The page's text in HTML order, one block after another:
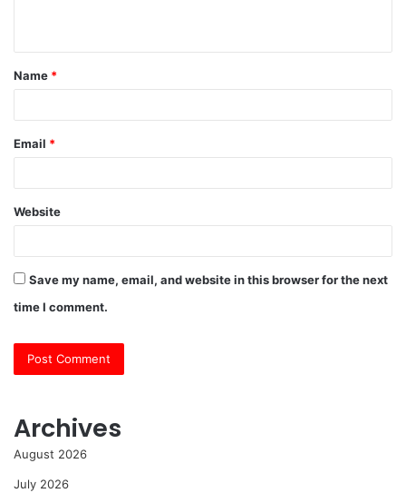
t
*
Name *
Email *
Website
Save my name, email, and website in this browser for the next
time I comment.
Archives
August 2026
July 2026